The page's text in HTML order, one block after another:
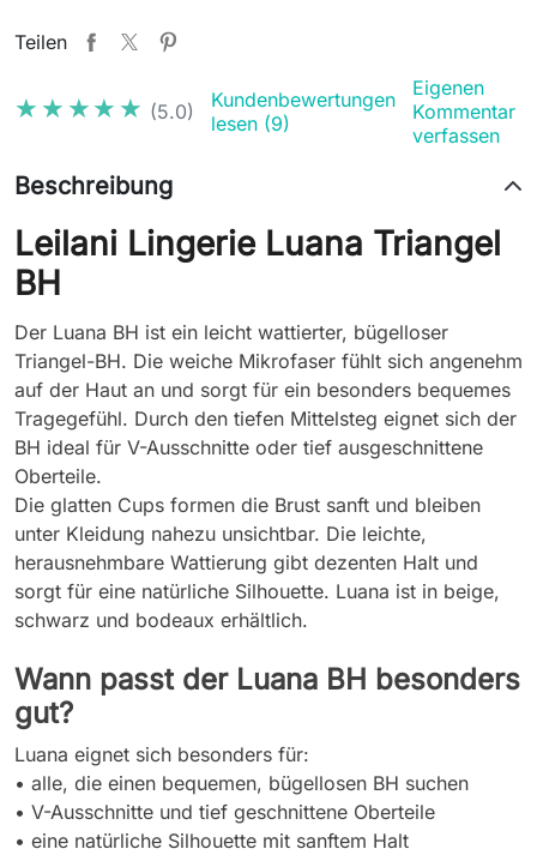
Teilen
★★★★★
★★★★★ (5.0)
Kundenbewertungen
lesen (9)
Eigenen
Kommentar
verfassen
Beschreibung
Leilani Lingerie Luana Triangel
BH
Der Luana BH ist ein leicht wattierter, bügelloser
Triangel-BH. Die weiche Mikrofaser fühlt sich angenehm
auf der Haut an und sorgt für ein besonders bequemes
Tragegefühl. Durch den tiefen Mittelsteg eignet sich der
BH ideal für V-Ausschnitte oder tief ausgeschnittene
Oberteile.
Die glatten Cups formen die Brust sanft und bleiben
unter Kleidung nahezu unsichtbar. Die leichte,
herausnehmbare Wattierung gibt dezenten Halt und
sorgt für eine natürliche Silhouette. Luana ist in beige,
schwarz und bodeaux erhältlich.
Wann passt der Luana BH besonders
gut?
Luana eignet sich besonders für:
• alle, die einen bequemen, bügellosen BH suchen
• V-Ausschnitte und tief geschnittene Oberteile
• eine natürliche Silhouette mit sanftem Halt